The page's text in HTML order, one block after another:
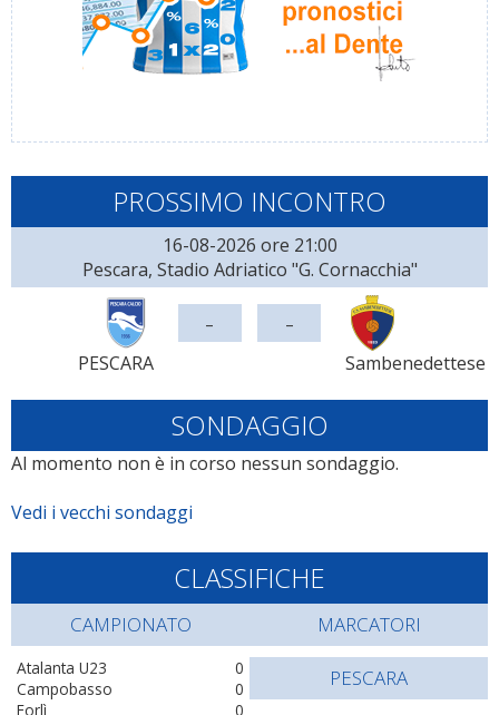
PROSSIMO INCONTRO
16-08-2026 ore 21:00
Pescara, Stadio Adriatico "G. Cornacchia"
PESCARA
- -
Sambenedettese
SONDAGGIO
Al momento non è in corso nessun sondaggio.
Vedi i vecchi sondaggi
CLASSIFICHE
CAMPIONATO
0
Atalanta U23
0
Campobasso
0
Forlì
MARCATORI
PESCARA